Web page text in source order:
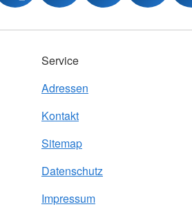
Service
Adressen
Kontakt
Sitemap
Datenschutz
Impressum